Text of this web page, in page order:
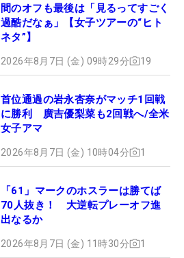
間のオフも最後は「見るってすごく
過酷だなぁ」【女子ツアーの“ヒト
ネタ”】
2026年8月7日 (金) 09時29分 19
首位通過の岩永杏奈がマッチ1回戦
に勝利 廣吉優梨菜も2回戦へ/全米
女子アマ
2026年8月7日 (金) 10時04分 1
「61」マークのホスラーは勝てば
70人抜き！ 大逆転プレーオフ進
出なるか
2026年8月7日 (金) 11時30分 1